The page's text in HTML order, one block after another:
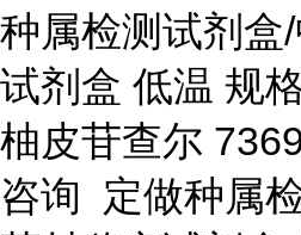
种属检测试剂盒
试剂盒 低温 规
柚皮苷查尔
咨询 定做种属